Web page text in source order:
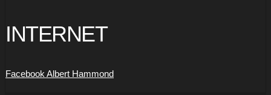
INTERNET
Facebook Albert Hammond